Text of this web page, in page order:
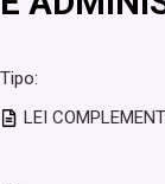
Tipo:
LEI